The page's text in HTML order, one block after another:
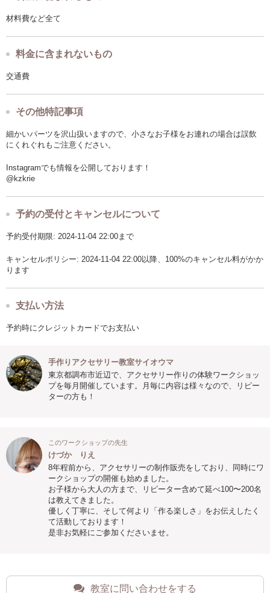
材料費など全て
料金に含まれないもの
交通費
その他特記事項
細かいパーツを沢山扱いますので、小さなお子様をお連れの場合は誤飲
にくれぐれもご注意ください。
Instagramでも情報を公開しております！
@kzkrie
予約の受付とキャンセルについて
予約受付期限: 2024-11-04 22:00まで
キャンセルポリシー: 2024-11-04 22:00以降、100%のキャンセル料がかか
ります
支払い方法
予約時にクレジットカードでお支払い
手作りアクセサリー教室サイオウマ
東京都調布市近辺で、アクセサリー作りの体験ワークショッ
プを毎月開催しています。月毎に内容は様々なので、リピー
ターの方も！
このワークショップの先生
けづか りえ
8年程前から、アクセサリーの制作販売をしており、同時にワ
ークショップの開催も始めました。
お子様から大人の方まで、リピーター含めて延べ100〜200名
は教えてきました。
優しく丁寧に、そして何より「作る楽しさ」をお伝えしたく
て活動しております！
是非お気軽にご参加くださいませ。
教室に問い合わせをする